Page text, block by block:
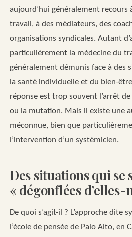
aujourd’hui généralement recours
travail, à des médiateurs, des
organisations syndicales. Autant
particulièrement la médecine du
généralement démunis face à des
la santé individuelle et du bien-
réponse est trop souvent l’arrêt
ou la mutation. Mais il existe une
méconnue, bien que
l’intervention d’un systémicien.
Des situations qui se
« dégonflées d’elles-
De quoi s’agit-il ? L’approche dite
l’école de pensée de Palo Alto, en